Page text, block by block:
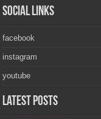
Social Links
facebook
instagram
youtube
Latest Posts